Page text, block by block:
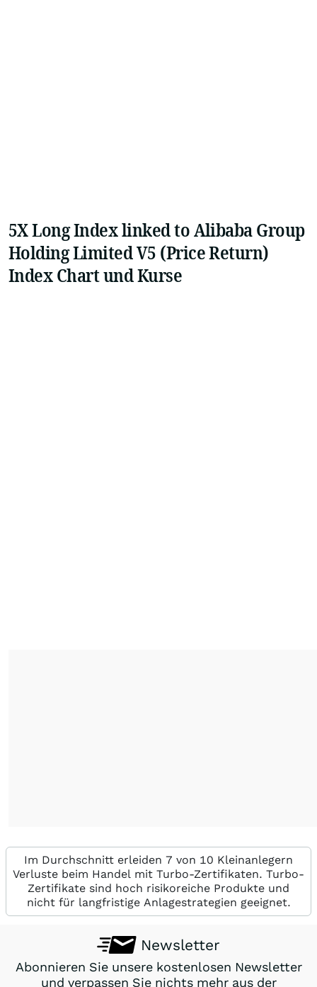
5X Long Index linked to Alibaba Group
Holding Limited V5 (Price Return)
Index Chart und Kurse
Im Durchschnitt erleiden 7 von 10 Kleinanlegern
Verluste beim Handel mit Turbo-Zertifikaten. Turbo-
Zertifikate sind hoch risikoreiche Produkte und
nicht für langfristige Anlagestrategien geeignet.
Newsletter
Abonnieren Sie unsere kostenlosen Newsletter
und verpassen Sie nichts mehr aus der